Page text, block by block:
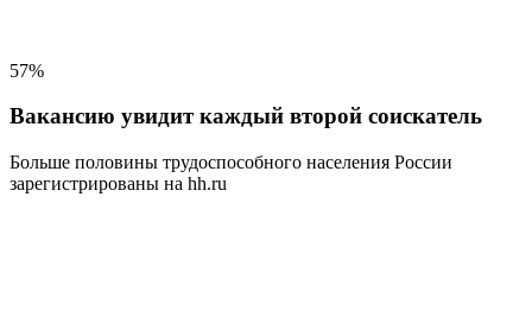
57%
Вакансию увидит каждый второй соискатель
Больше половины трудоспособного населения России
зарегистрированы на hh.ru